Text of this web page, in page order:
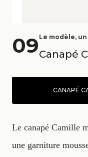
09 Le modèle,
Canapé
CANAPÉ
Le canapé Camille
une garniture